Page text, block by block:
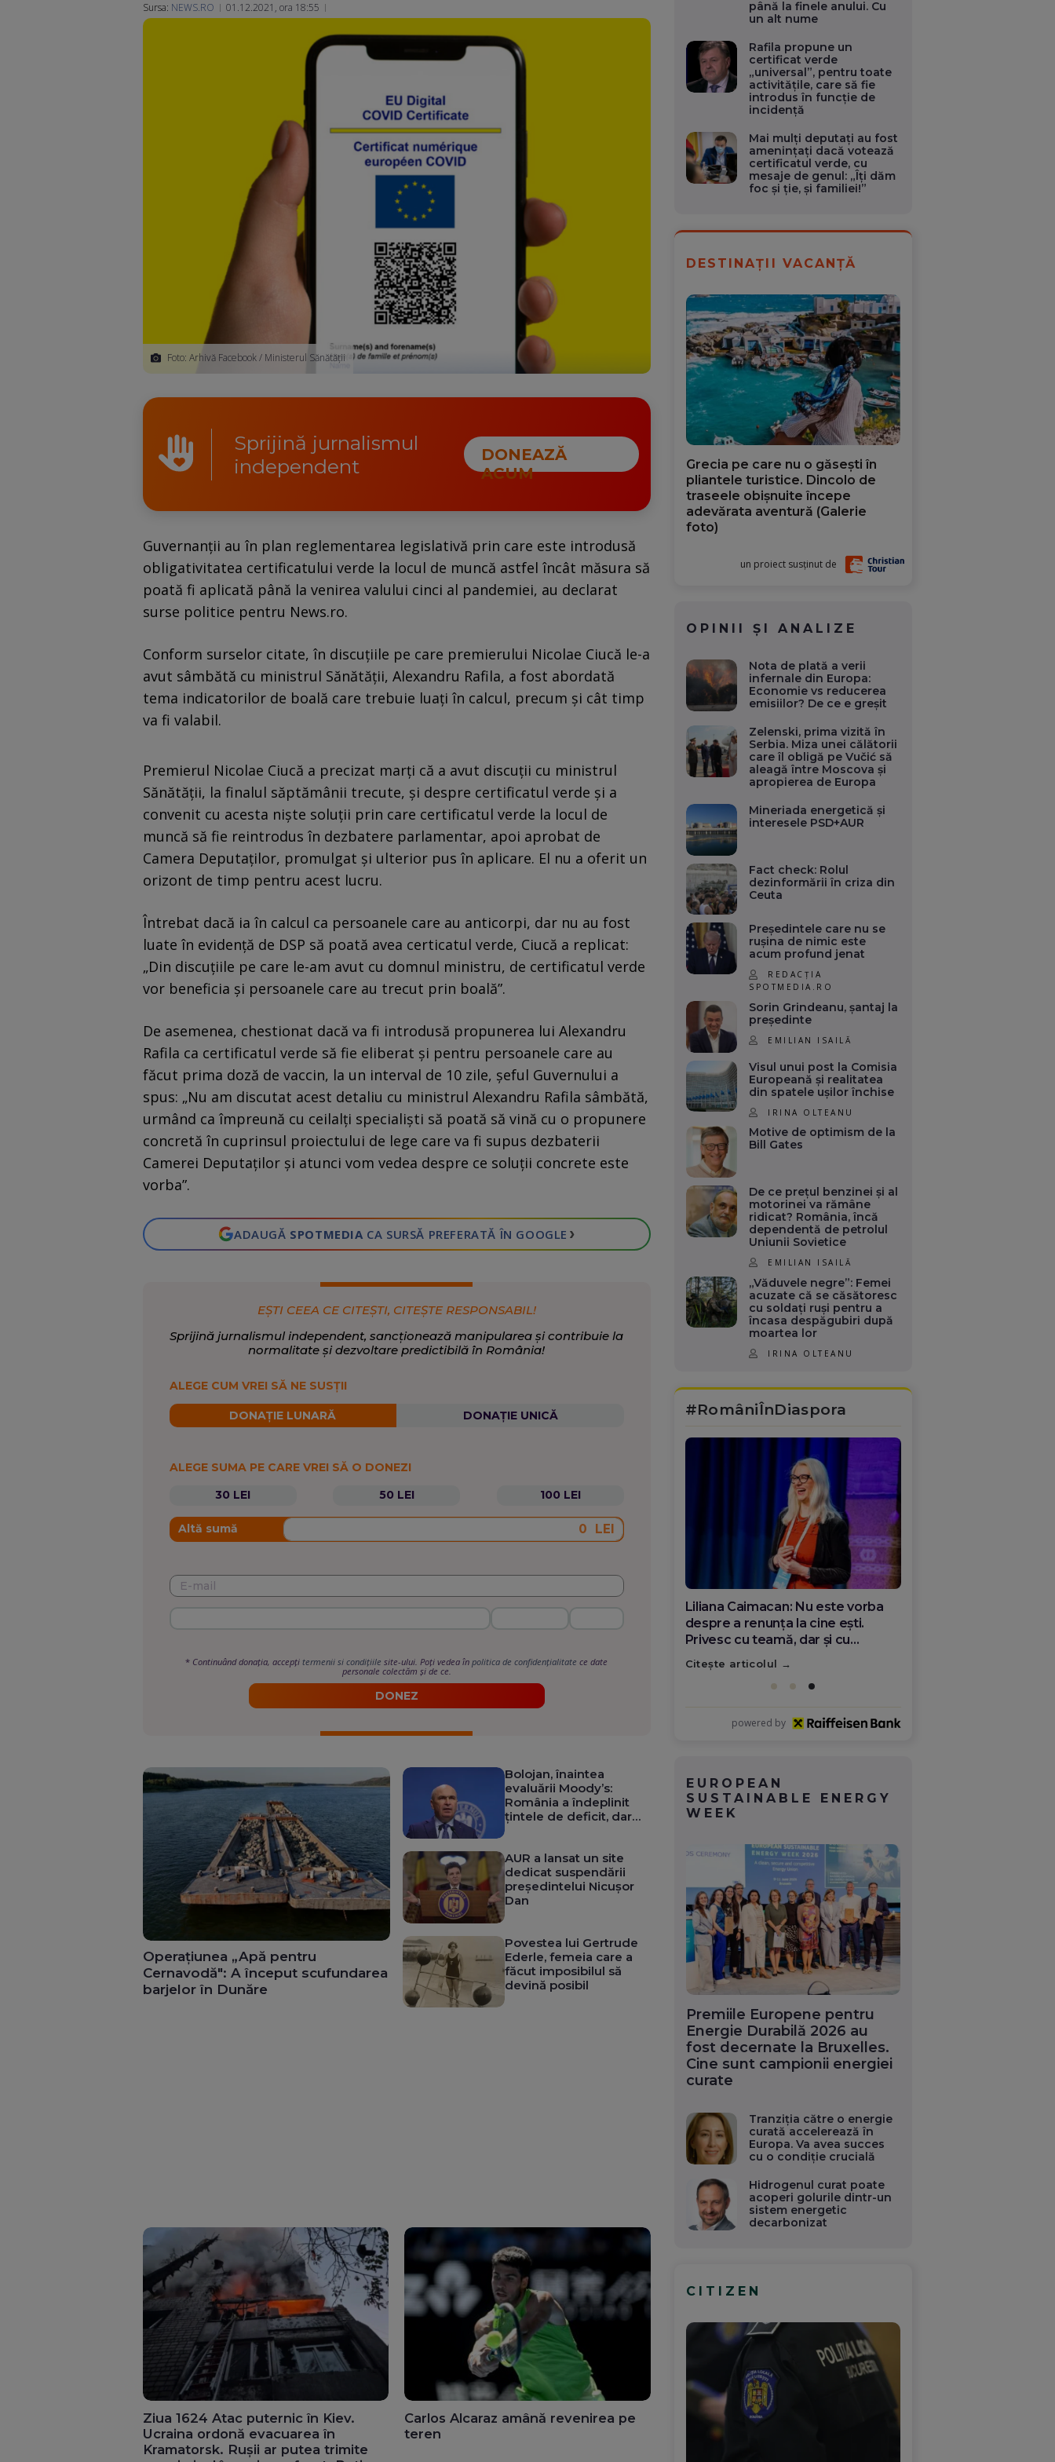
Sursa: NEWS.RO 01.12.2021, ora 18:55
Foto: Arhivă Facebook / Ministerul Sănătății
Sprijină jurnalismul
independent
DONEAZĂ
ACUM
Guvernanţii au în plan reglementarea legislativă prin care este introdusă
obligativitatea certificatului verde la locul de muncă astfel încât măsura să
poată fi aplicată până la venirea valului cinci al pandemiei, au declarat
surse politice pentru News.ro.
Conform surselor citate, în discuţiile pe care premierului Nicolae Ciucă le-a
avut sâmbătă cu ministrul Sănătăţii, Alexandru Rafila, a fost abordată
tema indicatorilor de boală care trebuie luaţi în calcul, precum şi cât timp
va fi valabil.
Premierul Nicolae Ciucă a precizat marţi că a avut discuţii cu ministrul
Sănătăţii, la finalul săptămânii trecute, şi despre certificatul verde şi a
convenit cu acesta nişte soluţii prin care certificatul verde la locul de
muncă să fie reintrodus în dezbatere parlamentar, apoi aprobat de
Camera Deputaţilor, promulgat şi ulterior pus în aplicare. El nu a oferit un
orizont de timp pentru acest lucru.
Întrebat dacă ia în calcul ca persoanele care au anticorpi, dar nu au fost
luate în evidenţă de DSP să poată avea certicatul verde, Ciucă a replicat:
„Din discuţiile pe care le-am avut cu domnul ministru, de certificatul verde
vor beneficia şi persoanele care au trecut prin boală”.
De asemenea, chestionat dacă va fi introdusă propunerea lui Alexandru
Rafila ca certificatul verde să fie eliberat şi pentru persoanele care au
făcut prima doză de vaccin, la un interval de 10 zile, şeful Guvernului a
spus: „Nu am discutat acest detaliu cu ministrul Alexandru Rafila sâmbătă,
urmând ca împreună cu ceilalţi specialişti să poată să vină cu o propunere
concretă în cuprinsul proiectului de lege care va fi supus dezbaterii
Camerei Deputaţilor şi atunci vom vedea despre ce soluţii concrete este
vorba”.
ADAUGĂ SPOTMEDIA CA SURSĂ PREFERATĂ ÎN GOOGLE ›
EȘTI CEEA CE CITEȘTI, CITEȘTE RESPONSABIL!
Sprijină jurnalismul independent, sancționează manipularea și contribuie la
normalitate și dezvoltare predictibilă în România!
ALEGE CUM VREI SĂ NE SUSȚII
DONAȚIE LUNARĂ DONAȚIE UNICĂ
ALEGE SUMA PE CARE VREI SĂ O DONEZI
30 LEI
50 LEI 100 LEI
Altă sumă LEI
* Continuând donația, accepțitermenii si condițiile site-ului. Poți vedea înpolitica de confidențialitate ce date
personale colectăm și de ce.
DONEZ
Operațiunea „Apă pentru
Cernavodă": A început scufundarea
barjelor în Dunăre
Bolojan, înaintea
evaluării Moody’s:
România a îndeplinit
țintele de deficit, dar
AUR a lansat un site
dedicat suspendării
președintelui Nicușor
Dan
Povestea lui Gertrude
Ederle, femeia care a
făcut imposibilul să
devină posibil
Ziua 1624 Atac puternic în Kiev.
Ucraina ordonă evacuarea în
Kramatorsk. Rușii ar putea trimite
Carlos Alcaraz amână revenirea pe
teren
până la finele anului. Cu
un alt nume
Rafila propune un
certificat verde
„universal”, pentru toate
activităţile, care să fie
introdus în funcție de
incidență
Mai mulţi deputaţi au fost
ameninţaţi dacă votează
certificatul verde, cu
mesaje de genul: „Îţi dăm
foc şi ţie, şi familiei!”
DESTINAȚII VACANȚĂ
Grecia pe care nu o găsești în
pliantele turistice. Dincolo de
traseele obișnuite începe
adevărata aventură (Galerie
foto)
un proiect susținut de
OPINII ȘI ANALIZE
Nota de plată a verii
infernale din Europa:
Economie vs reducerea
emisiilor? De ce e greșit
Zelenski, prima vizită în
Serbia. Miza unei călătorii
care îl obligă pe Vučić să
aleagă între Moscova și
apropierea de Europa
Mineriada energetică și
interesele PSD+AUR
Fact check: Rolul
dezinformării în criza din
Ceuta
Președintele care nu se
rușina de nimic este
acum profund jenat
REDACȚIA
SPOTMEDIA.RO
Sorin Grindeanu, șantaj la
președinte
EMILIAN ISAILĂ
Visul unui post la Comisia
Europeană și realitatea
din spatele ușilor închise
IRINA OLTEANU
Motive de optimism de la
Bill Gates
De ce prețul benzinei și al
motorinei va rămâne
ridicat? România, încă
dependentă de petrolul
Uniunii Sovietice
EMILIAN ISAILĂ
„Văduvele negre”: Femei
acuzate că se căsătoresc
cu soldați ruși pentru a
încasa despăgubiri după
moartea lor
IRINA OLTEANU
#RomâniÎnDiaspora
Diana Olar, românca de la Google
care demonstrează că diaspora
poate schimba România
Citește articolul
powered by
EUROPEAN
SUSTAINABLE ENERGY
WEEK
Premiile Europene pentru
Energie Durabilă 2026 au
fost decernate la Bruxelles.
Cine sunt campionii energiei
curate
Tranziția către o energie
curată accelerează în
Europa. Va avea succes
cu o condiție crucială
Hidrogenul curat poate
acoperi golurile dintr-un
sistem energetic
decarbonizat
CITIZEN